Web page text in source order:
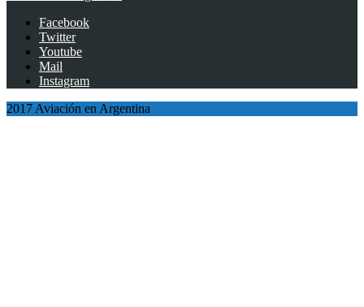
Facebook
Twitter
Youtube
Mail
Instagram
2017 Aviación en Argentina